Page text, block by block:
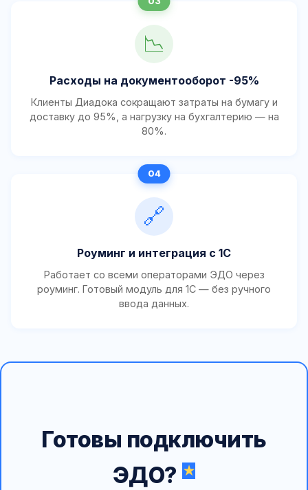
📉
Расходы на документооборот -95%
Клиенты Диадока сокращают затраты на бумагу и
доставку до 95%, а нагрузку на бухгалтерию — на
80%.
🔗
Роуминг и интеграция с 1С
Работает со всеми операторами ЭДО через
роуминг. Готовый модуль для 1С — без ручного
ввода данных.
Готовы подключить
ЭДО?